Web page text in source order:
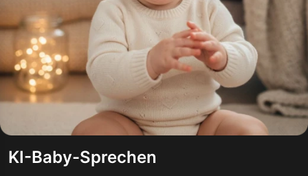
KI-Baby-Sprechen